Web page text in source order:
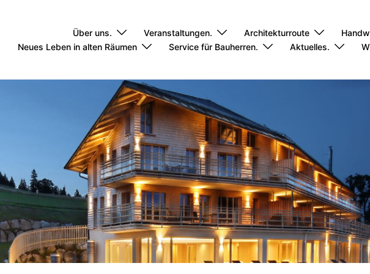
Über uns. Veranstaltungen. Architekturroute
Neues Leben in alten Räumen
Service für Bauherren. Aktuelles.